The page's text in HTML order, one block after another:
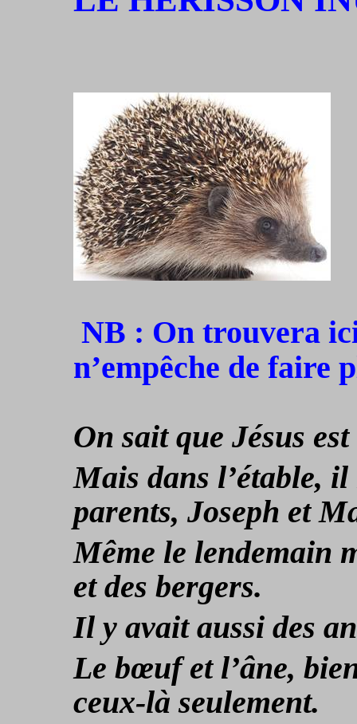
NB : On trouvera
n’empêche de faire
On sait que Jésus
Mais dans l’étable, il
parents, Joseph et
Même le lendemain
et des bergers.
Il y avait aussi des
Le bœuf et l’âne,
ceux-là seulement.